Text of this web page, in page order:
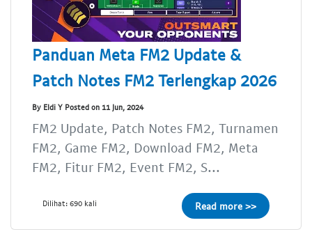
Panduan Meta FM2 Update &
Patch Notes FM2 Terlengkap 2026
By Eldi Y Posted on 11 Jun, 2024
FM2 Update, Patch Notes FM2, Turnamen
FM2, Game FM2, Download FM2, Meta
FM2, Fitur FM2, Event FM2, S...
Dilihat: 690 kali Read more >>